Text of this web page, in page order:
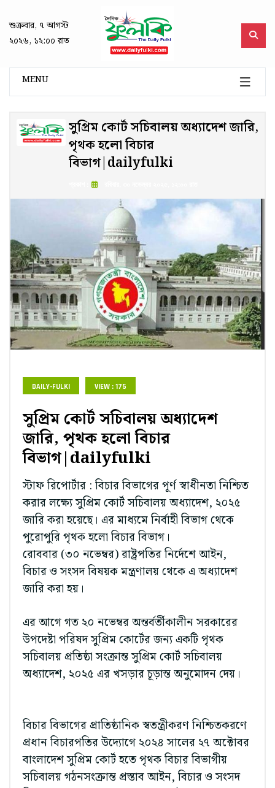
শুক্রবার, ৭ আগস্ট
২০২৬, ১২:০০ রাত
MENU
সুপ্রিম কোর্ট সচিবালয় অধ্যাদেশ জারি,
পৃথক হলো বিচার
বিভাগ|dailyfulki
DAILY-FULKI VIEW : 175
সুপ্রিম কোর্ট সচিবালয় অধ্যাদেশ
জারি, পৃথক হলো বিচার
বিভাগ|dailyfulki
স্টাফ রিপোর্টার : বিচার বিভাগের পূর্ণ স্বাধীনতা নিশ্চিত
করার লক্ষ্যে সুপ্রিম কোর্ট সচিবালয় অধ্যাদেশ, ২০২৫
জারি করা হয়েছে। এর মাধ্যমে নির্বাহী বিভাগ থেকে
পুরোপুরি পৃথক হলো বিচার বিভাগ।
রোববার (৩০ নভেম্বর) রাষ্ট্রপতির নির্দেশে আইন,
বিচার ও সংসদ বিষয়ক মন্ত্রণালয় থেকে এ অধ্যাদেশ
জারি করা হয়।
এর আগে গত ২০ নভেম্বর অন্তর্বর্তীকালীন সরকারের
উপদেষ্টা পরিষদ সুপ্রিম কোর্টের জন্য একটি পৃথক
সচিবালয় প্রতিষ্ঠা সংক্রান্ত সুপ্রিম কোর্ট সচিবালয়
অধ্যাদেশ, ২০২৫ এর খসড়ার চূড়ান্ত অনুমোদন দেয়।
বিচার বিভাগের প্রাতিষ্ঠানিক স্বতন্ত্রীকরণ নিশ্চিতকরণে
প্রধান বিচারপতির উদ্যোগে ২০২৪ সালের ২৭ অক্টোবর
বাংলাদেশ সুপ্রিম কোর্ট হতে পৃথক বিচার বিভাগীয়
সচিবালয় গঠনসংক্রান্ত প্রস্তাব আইন, বিচার ও সংসদ